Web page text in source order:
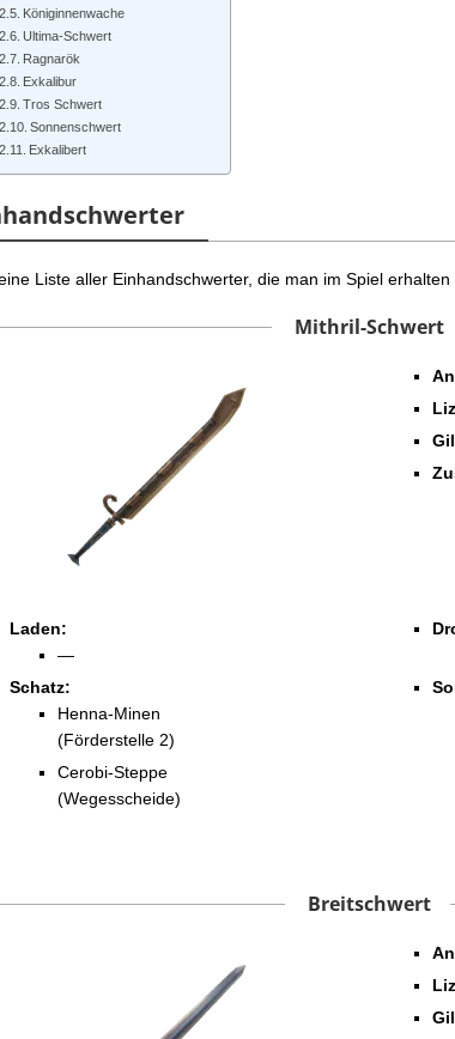
Königinnenwache
Ultima-Schwert
Ragnarök
Exkalibur
Tros Schwert
Sonnenschwert
Exkalibert
chwerter
Liste aller Einhandschwerter, die man im Spiel erhalten
Mithril-Schwert
Laden:
—
Schatz:
Henna-Minen
(Förderstelle 2)
Cerobi-Steppe
(Wegesscheide)
Breitschwert